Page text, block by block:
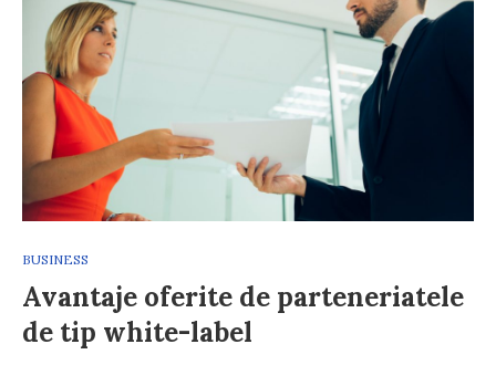
BUSINESS
Avantaje oferite de parteneriatele
de tip white-label